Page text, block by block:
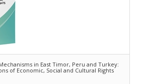
in East Timor, Peru and Turkey:
of Economic, Social and Cultural Rights